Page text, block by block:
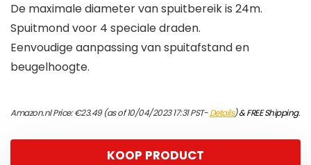
De maximale diameter van spuitbereik is 24m.
Spuitmond voor 4 speciale draden.
Eenvoudige aanpassing van spuitafstand en
beugelhoogte.
Amazon.nl Price:€23.49(as of 10/04/2023 17:31 PST-Details)&FREE Shipping.
KOOP PRODUCT